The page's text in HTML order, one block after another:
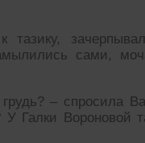
тазику,
сами,
– спросила
У Галки Вороновой